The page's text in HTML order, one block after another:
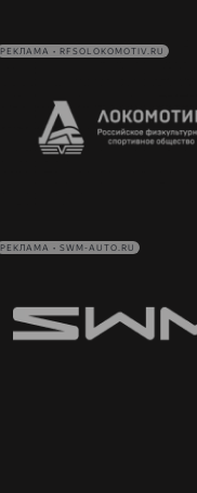
РЕКЛАМА • RFSOLOKOMOTIV.RU
РЕКЛАМА • SWM-AUTO.RU